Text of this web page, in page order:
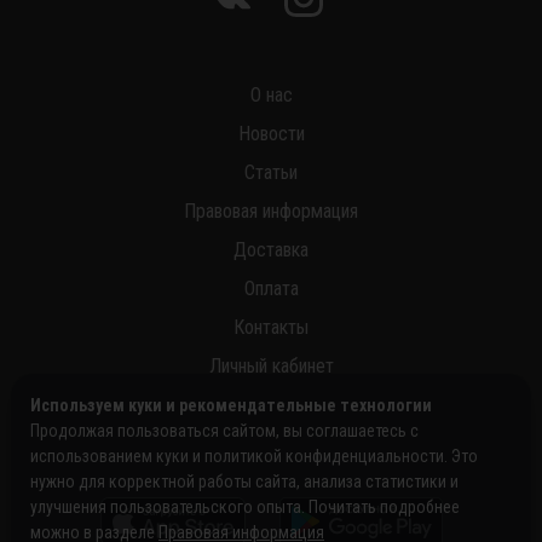
О нас
Новости
Статьи
Правовая информация
Доставка
Оплата
Контакты
Личный кабинет
Используем куки и рекомендательные технологии
Продолжая пользоваться сайтом, вы соглашаетесь с
использованием куки и политикой конфиденциальности. Это
нужно для корректной работы сайта, анализа статистики и
улучшения пользовательского опыта. Почитать подробнее
можно в разделе Правовая информация